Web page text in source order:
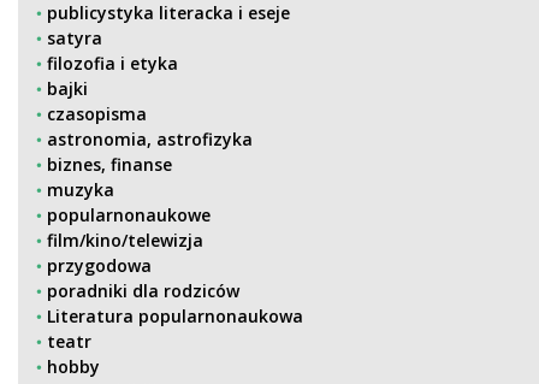
publicystyka literacka i eseje
satyra
filozofia i etyka
bajki
czasopisma
astronomia, astrofizyka
biznes, finanse
muzyka
popularnonaukowe
film/kino/telewizja
przygodowa
poradniki dla rodziców
Literatura popularnonaukowa
teatr
hobby